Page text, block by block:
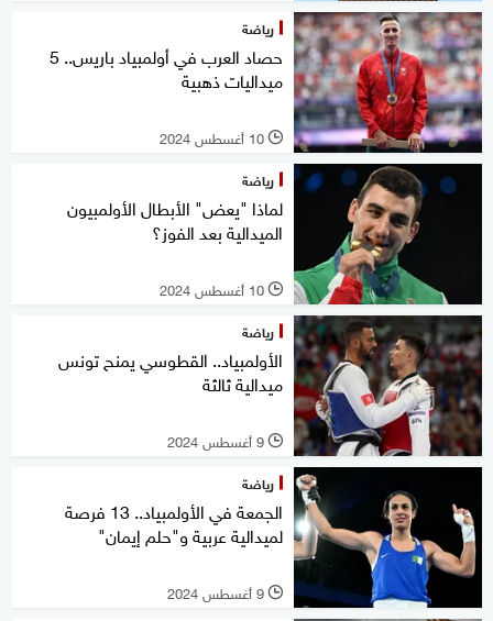
رياضة
حصاد العرب في أولمبياد باريس.. 5
ميداليات ذهبية
l 10 أغسطس 2024
رياضة
لماذا "يعض" الأبطال الأولمبيون
الميدالية بعد الفوز؟
l 10 أغسطس 2024
رياضة
الأولمبياد.. القطوسي يمنح تونس
ميدالية ثالثة
l 9 أغسطس 2024
رياضة
الجمعة في الأولمبياد.. 13 فرصة
لميدالية عربية و"حلم إيمان"
l 9 أغسطس 2024